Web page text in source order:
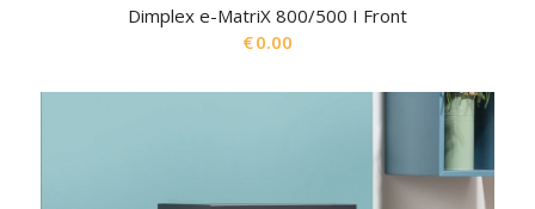
Dimplex e-MatriX 800/500 I Front
€0.00